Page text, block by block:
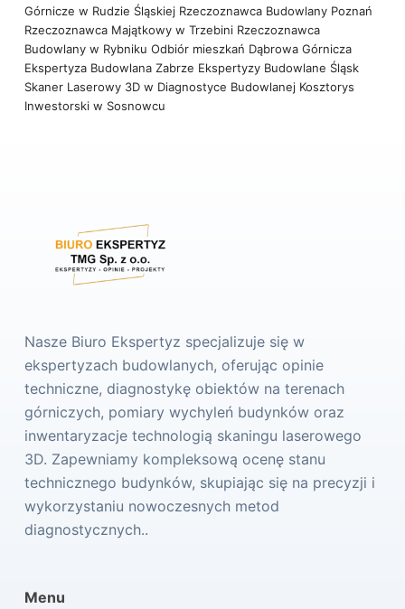
Górnicze w Rudzie Śląskiej Rzeczoznawca Budowlany Poznań
Rzeczoznawca Majątkowy w Trzebini Rzeczoznawca
Budowlany w Rybniku Odbiór mieszkań Dąbrowa Górnicza
Ekspertyza Budowlana Zabrze Ekspertyzy Budowlane Śląsk
Skaner Laserowy 3D w Diagnostyce Budowlanej Kosztorys
Inwestorski w Sosnowcu
Nasze Biuro Ekspertyz specjalizuje się w
ekspertyzach budowlanych, oferując opinie
techniczne, diagnostykę obiektów na terenach
górniczych, pomiary wychyleń budynków oraz
inwentaryzacje technologią skaningu laserowego
3D. Zapewniamy kompleksową ocenę stanu
technicznego budynków, skupiając się na precyzji i
wykorzystaniu nowoczesnych metod
diagnostycznych..
Menu